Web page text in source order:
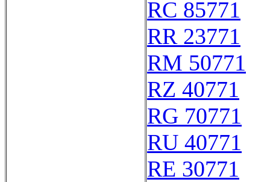
RC 85771
RR 23771
RM 50771
RZ 40771
RG 70771
RU 40771
RE 30771